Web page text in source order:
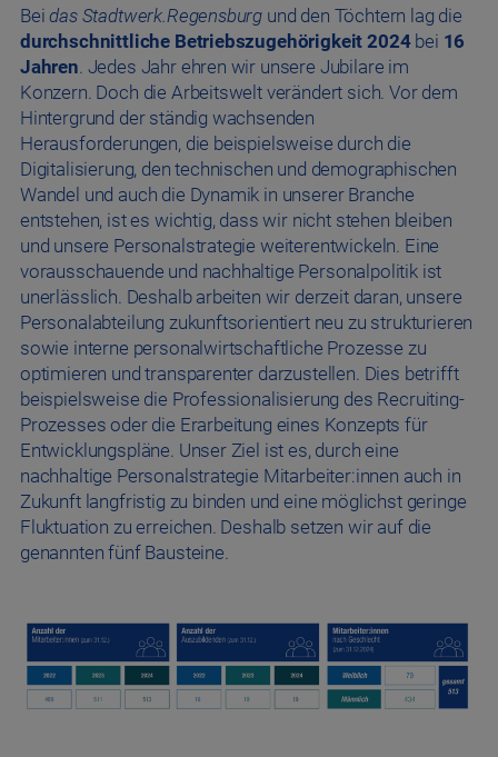
Beidas Stadtwerk.Regensburg und den Töchtern lag die
durchschnittliche Betriebszugehörigkeit 2024bei 16
Jahren. Jedes Jahr ehren wir unsere Jubilare im
Konzern. Doch die Arbeitswelt verändert sich. Vor dem
Hintergrund der ständig wachsenden
Herausforderungen, die beispielsweise durch die
Digitalisierung, den technischen und demographischen
Wandel und auch die Dynamik in unserer Branche
entstehen, ist es wichtig, dass wir nicht stehen bleiben
und unsere Personalstrategie weiterentwickeln. Eine
vorausschauende und nachhaltige Personalpolitik ist
unerlässlich. Deshalb arbeiten wir derzeit daran, unsere
Personalabteilung zukunftsorientiert neu zu strukturieren
sowie interne personalwirtschaftliche Prozesse zu
optimieren und transparenter darzustellen. Dies betrifft
beispielsweise die Professionalisierung des Recruiting-
Prozesses oder die Erarbeitung eines Konzepts für
Entwicklungspläne. Unser Ziel ist es, durch eine
nachhaltige Personalstrategie Mitarbeiter:innen auch in
Zukunft langfristig zu binden und eine möglichst geringe
Fluktuation zu erreichen. Deshalb setzen wir auf die
genannten fünf Bausteine.